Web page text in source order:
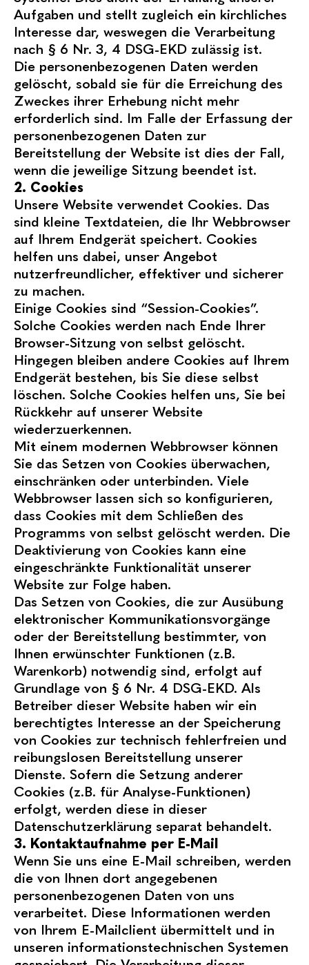
Aufgaben und stellt zugleich ein kirchliches
Interesse dar, weswegen die Verarbeitung
nach § 6 Nr. 3, 4 DSG-EKD zulässig ist.
Die personenbezogenen Daten werden
gelöscht, sobald sie für die Erreichung des
Zweckes ihrer Erhebung nicht mehr
erforderlich sind. Im Falle der Erfassung der
personenbezogenen Daten zur
Bereitstellung der Website ist dies der Fall,
wenn die jeweilige Sitzung beendet ist.
2. Cookies
Unsere Website verwendet Cookies. Das
sind kleine Textdateien, die Ihr Webbrowser
auf Ihrem Endgerät speichert. Cookies
helfen uns dabei, unser Angebot
nutzerfreundlicher, effektiver und sicherer
zu machen.
Einige Cookies sind “Session-Cookies”.
Solche Cookies werden nach Ende Ihrer
Browser-Sitzung von selbst gelöscht.
Hingegen bleiben andere Cookies auf Ihrem
Endgerät bestehen, bis Sie diese selbst
löschen. Solche Cookies helfen uns, Sie bei
Rückkehr auf unserer Website
wiederzuerkennen.
Mit einem modernen Webbrowser können
Sie das Setzen von Cookies überwachen,
einschränken oder unterbinden. Viele
Webbrowser lassen sich so konfigurieren,
dass Cookies mit dem Schließen des
Programms von selbst gelöscht werden. Die
Deaktivierung von Cookies kann eine
eingeschränkte Funktionalität unserer
Website zur Folge haben.
Das Setzen von Cookies, die zur Ausübung
elektronischer Kommunikationsvorgänge
oder der Bereitstellung bestimmter, von
Ihnen erwünschter Funktionen (z.B.
Warenkorb) notwendig sind, erfolgt auf
Grundlage von § 6 Nr. 4 DSG-EKD. Als
Betreiber dieser Website haben wir ein
berechtigtes Interesse an der Speicherung
von Cookies zur technisch fehlerfreien und
reibungslosen Bereitstellung unserer
Dienste. Sofern die Setzung anderer
Cookies (z.B. für Analyse-Funktionen)
erfolgt, werden diese in dieser
Datenschutzerklärung separat behandelt.
3. Kontaktaufnahme per E-Mail
Wenn Sie uns eine E-Mail schreiben, werden
die von Ihnen dort angegebenen
personenbezogenen Daten von uns
verarbeitet. Diese Informationen werden
von Ihrem E-Mailclient übermittelt und in
unseren informationstechnischen Systemen